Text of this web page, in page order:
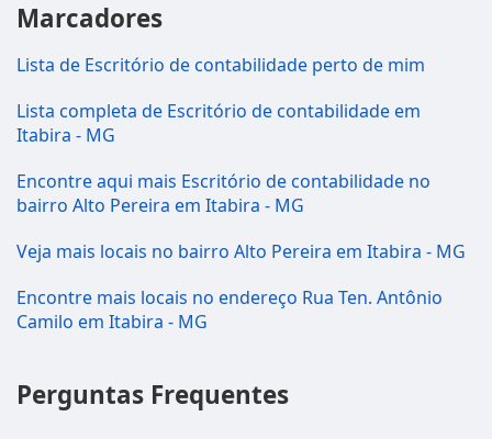
Marcadores
Lista de Escritório de contabilidade perto de mim
Lista completa de Escritório de contabilidade em
Itabira - MG
Encontre aqui mais Escritório de contabilidade no
bairro Alto Pereira em Itabira - MG
Veja mais locais no bairro Alto Pereira em Itabira - MG
Encontre mais locais no endereço Rua Ten. Antônio
Camilo em Itabira - MG
Perguntas Frequentes